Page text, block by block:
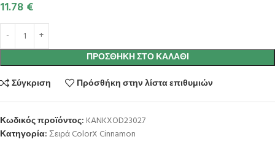
11.78 €
ΠΡΟΣΘΉΚΗ ΣΤΟ ΚΑΛΆΘΙ
Σύγκριση
Πρόσθήκη στην λίστα επιθυμιών
Κωδικός προϊόντος: KANKXOD23027
Κατηγορία:Σειρά ColorX Cinnamon